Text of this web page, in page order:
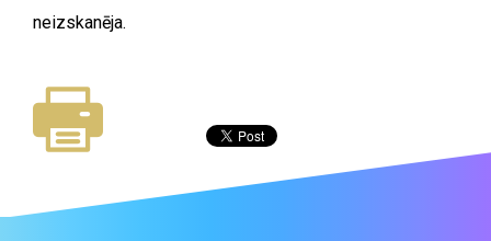
neizskanēja.